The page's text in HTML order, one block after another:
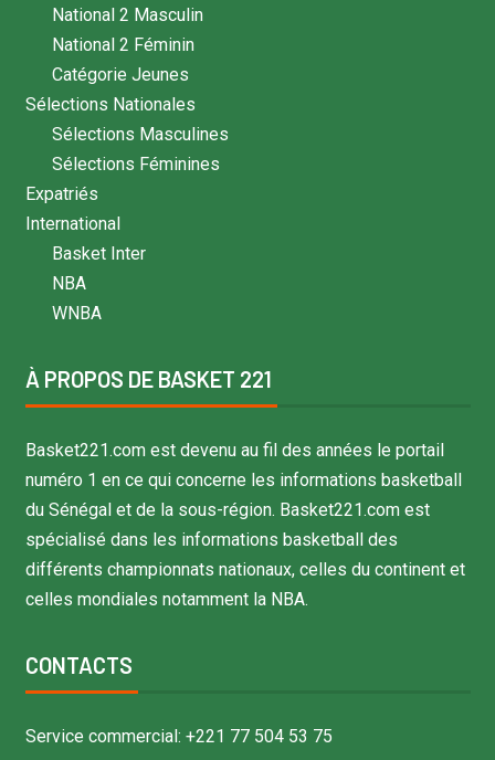
National 2 Masculin
National 2 Féminin
Catégorie Jeunes
Sélections Nationales
Sélections Masculines
Sélections Féminines
Expatriés
International
Basket Inter
NBA
WNBA
À PROPOS DE BASKET 221
Basket221.com est devenu au fil des années le portail
numéro 1 en ce qui concerne les informations basketball
du Sénégal et de la sous-région. Basket221.com est
spécialisé dans les informations basketball des
différents championnats nationaux, celles du continent et
celles mondiales notamment la NBA.
CONTACTS
Service commercial: +221 77 504 53 75